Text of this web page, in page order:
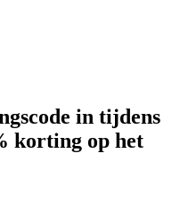
in tijdens
korting op het